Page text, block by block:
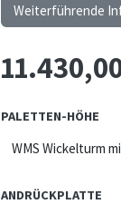
Weiterführende
PALETTEN-HÖHE
ANDRÜCKPLATTE